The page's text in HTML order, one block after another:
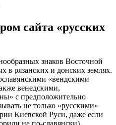
сайта «русских
знаков Восточной
в рязанских и донских землях.
«вендскими
венедскими,
с предположительно
не только «русскими»
Киевской Руси, даже если